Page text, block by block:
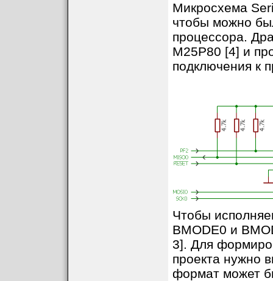
Микросхема
чтобы можно
процессора.
M25P80 [4] и
подключения к
Чтобы
BMODE0 и
3]. Для
проекта нужно
формат может